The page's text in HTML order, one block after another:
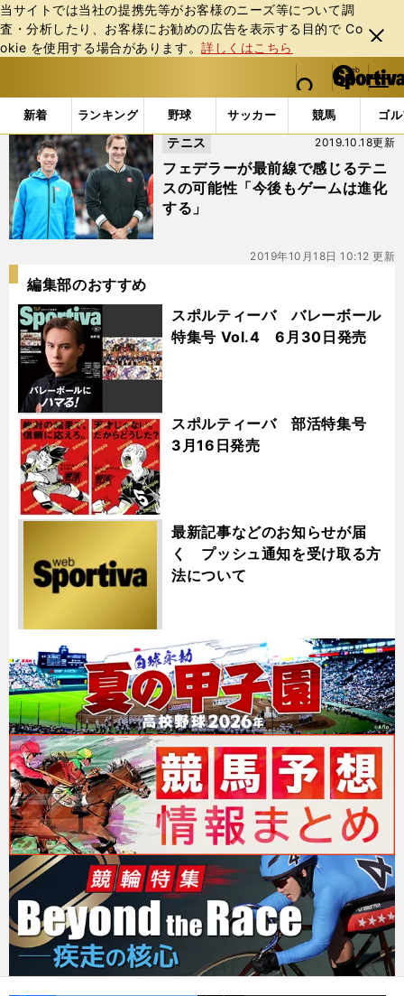
当サイトでは当社の提携先等がお客様のニーズ等について調
査・分析したり、お客様にお勧めの広告を表⽰する⽬的で Co
okie を使⽤する場合があります。詳しくはこちら
閉じ
る
web Sportiva (webスポルティーバ)
検索
マイペ
ー
ジ
メニュ
新着 ランキング 野球 サッカー 競馬 ゴ
b
ス
ポ
ル
テ
ィ
ー
バ
「#チャリティーマッチ」の最新ニュース・ 情報
フェデラーが最前線で感じるテニ
スの可能性「今後もゲームは進化
する」
2019.10.18更新
テニス
2019年10月18日 10:12 更新
編集部のおすすめ
スポルティーバ バレーボール
特集号 Vol.4 6月30日発売
スポルティーバ 部活特集号
3月16日発売
最新記事などのお知らせが届
く プッシュ通知を受け取る方
法について